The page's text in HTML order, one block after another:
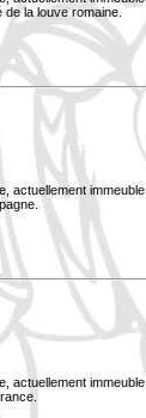
la louve romaine.
actuellement immeuble
actuellement immeuble